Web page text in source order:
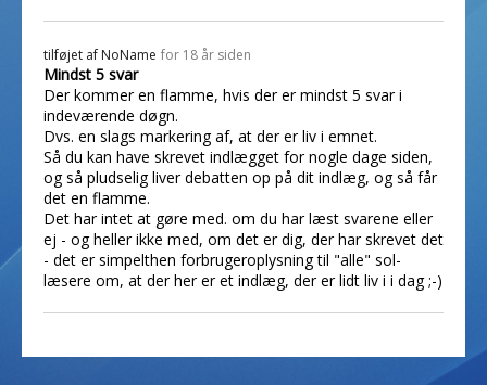
tilføjet af NoName for 18 år siden
Mindst 5 svar
Der kommer en flamme, hvis der er mindst 5 svar i
indeværende døgn.
Dvs. en slags markering af, at der er liv i emnet.
Så du kan have skrevet indlægget for nogle dage siden,
og så pludselig liver debatten op på dit indlæg, og så får
det en flamme.
Det har intet at gøre med. om du har læst svarene eller
ej - og heller ikke med, om det er dig, der har skrevet det
- det er simpelthen forbrugeroplysning til "alle" sol-
læsere om, at der her er et indlæg, der er lidt liv i i dag ;-)